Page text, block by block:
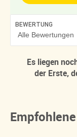
BEWERTUNG
Es liegen
der Erste,